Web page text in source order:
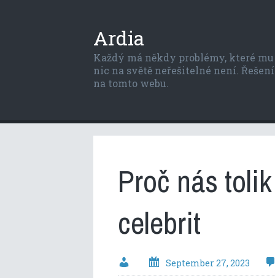
Ardia
Každý má někdy problémy, které
nic na světě neřešitelné není.
na tomto webu.
Proč nás
celebrit
September 27, 2023